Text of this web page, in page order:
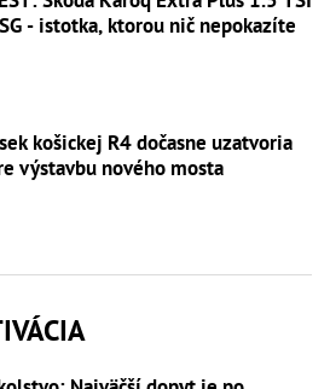
- istotka, ktorou nič nepokazíte
košickej R4 dočasne uzatvoria
výstavbu nového mosta